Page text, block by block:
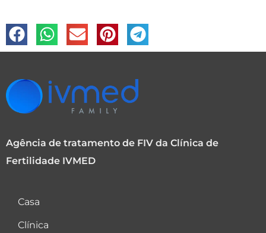
Agência de tratamento de FIV da Clínica de
Fertilidade IVMED
Casa
Clínica